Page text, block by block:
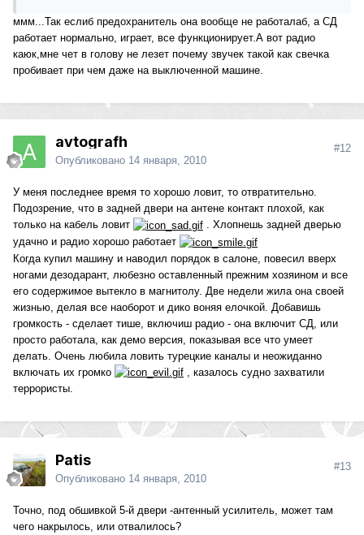
ммм...Так еслиб предохранитель она вообще не работалаб, а СД
работает нормально, играет, все функционирует.А вот радио
каюк,мне чет в голову не лезет почему звучек такой как свечка
пробивает при чем даже на выключенной машине.
avtografh
Опубликовано 14 января, 2010
#12
У меня последнее время то хорошо ловит, то отвратительно.
Подозрение, что в задней двери на антене контакт плохой, как
только на кабель ловит
. Хлопнешь задней дверью
удачно и радио хорошо работает
Когда купил машину и наводил порядок в салоне, повесил вверх
ногами дезодарант, любезно оставленный прежним хозяином и все
его содержимое вытекло в магнитолу. Две недели жила она своей
жизнью, делая все наоборот и дико воняя елочкой. Добавишь
громкость - сделает тише, включиш радио - она включит СД, или
просто работала, как демо версия, показывая все что умеет
делать. Очень любила ловить турецкие каналы и неожиданно
включать их громко
, казалось судно захватили
террористы.
Patis
Опубликовано 14 января, 2010
#13
Точно, под обшивкой 5-й двери -антенный усилитель, может там
чего накрылось, или отвалилось?